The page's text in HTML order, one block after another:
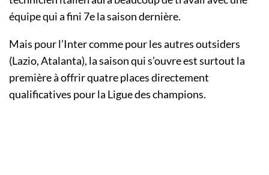
équipe qui a fini 7e la saison dernière.
Mais pour l’Inter comme pour les autres outsiders
(Lazio, Atalanta), la saison qui s’ouvre est surtout la
première à offrir quatre places directement
qualificatives pour la Ligue des champions.